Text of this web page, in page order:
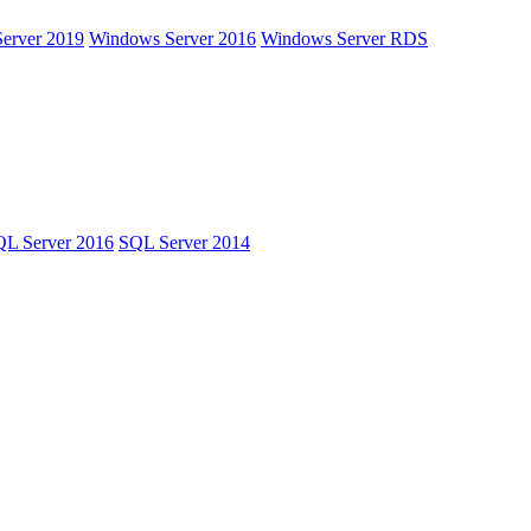
2019 Windows Server 2016 Windows Server RDS
Server 2016 SQL Server 2014